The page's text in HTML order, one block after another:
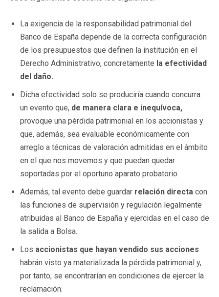
La exigencia de la responsabilidad patrimonial del
Banco de España depende de la correcta configuración
de los presupuestos que definen la institución en el
Derecho Administrativo, concretamente la efectividad
del daño.
Dicha efectividad solo se produciría cuando concurra
un evento que, de manera clara e inequívoca,
provoque una pérdida patrimonial en los accionistas y
que, además, sea evaluable económicamente con
arreglo a técnicas de valoración admitidas en el ámbito
en el que nos movemos y que puedan quedar
soportadas por el oportuno aparato probatorio.
Además, tal evento debe guardar relación directa con
las funciones de supervisión y regulación legalmente
atribuidas al Banco de España y ejercidas en el caso de
la salida a Bolsa.
Los accionistas que hayan vendido sus acciones
habrán visto ya materializada la pérdida patrimonial y,
por tanto, se encontrarían en condiciones de ejercer la
reclamación.